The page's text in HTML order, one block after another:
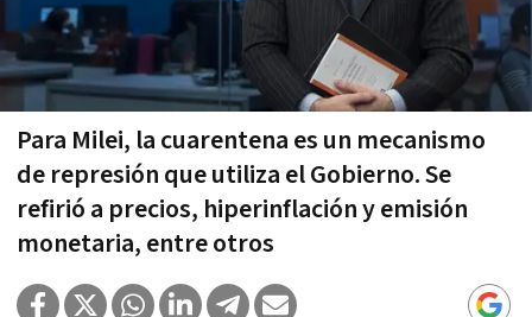
Para Milei, la cuarentena es un mecanismo
de represión que utiliza el Gobierno. Se
refirió a precios, hiperinflación y emisión
monetaria, entre otros